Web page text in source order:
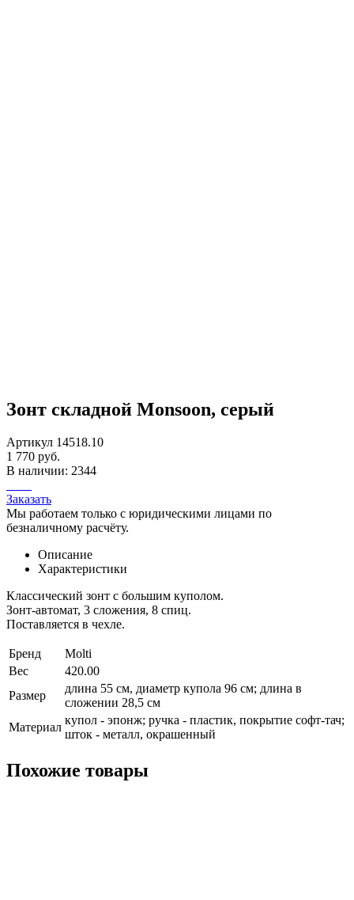
Зонт складной Monsoon, серый
Артикул 14518.10
1 770 руб.
В наличии: 2344
Заказать
Мы работаем только с юридическими лицами по
безналичному расчёту.
Описание
Характеристики
Классический зонт с большим куполом.
Зонт-автомат, 3 сложения, 8 спиц.
Поставляется в чехле.
Бренд
Molti
Вес
420.00
Размер
длина 55 см, диаметр купола 96 см; длина в
сложении 28,5 см
Материал
купол - эпонж; ручка - пластик, покрытие софт-тач;
шток - металл, окрашенный
Похожие товары